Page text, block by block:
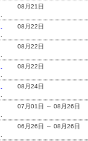
08月21日
08月22日
08月22日
08月22日
08月24日
07月01日 ～ 08月26日
06月26日 ～ 08月26日